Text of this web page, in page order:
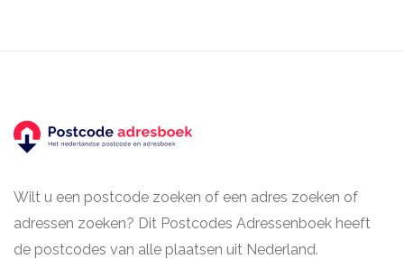
Wilt u een postcode zoeken of een adres zoeken of
adressen zoeken? Dit Postcodes Adressenboek heeft
de postcodes van alle plaatsen uit Nederland.